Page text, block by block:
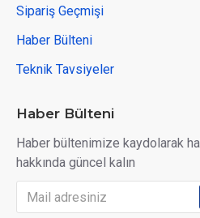
Sipariş Geçmişi
Haber Bülteni
Teknik Tavsiyeler
Haber Bülteni
Haber bültenimize kaydolarak
hakkında güncel kalın